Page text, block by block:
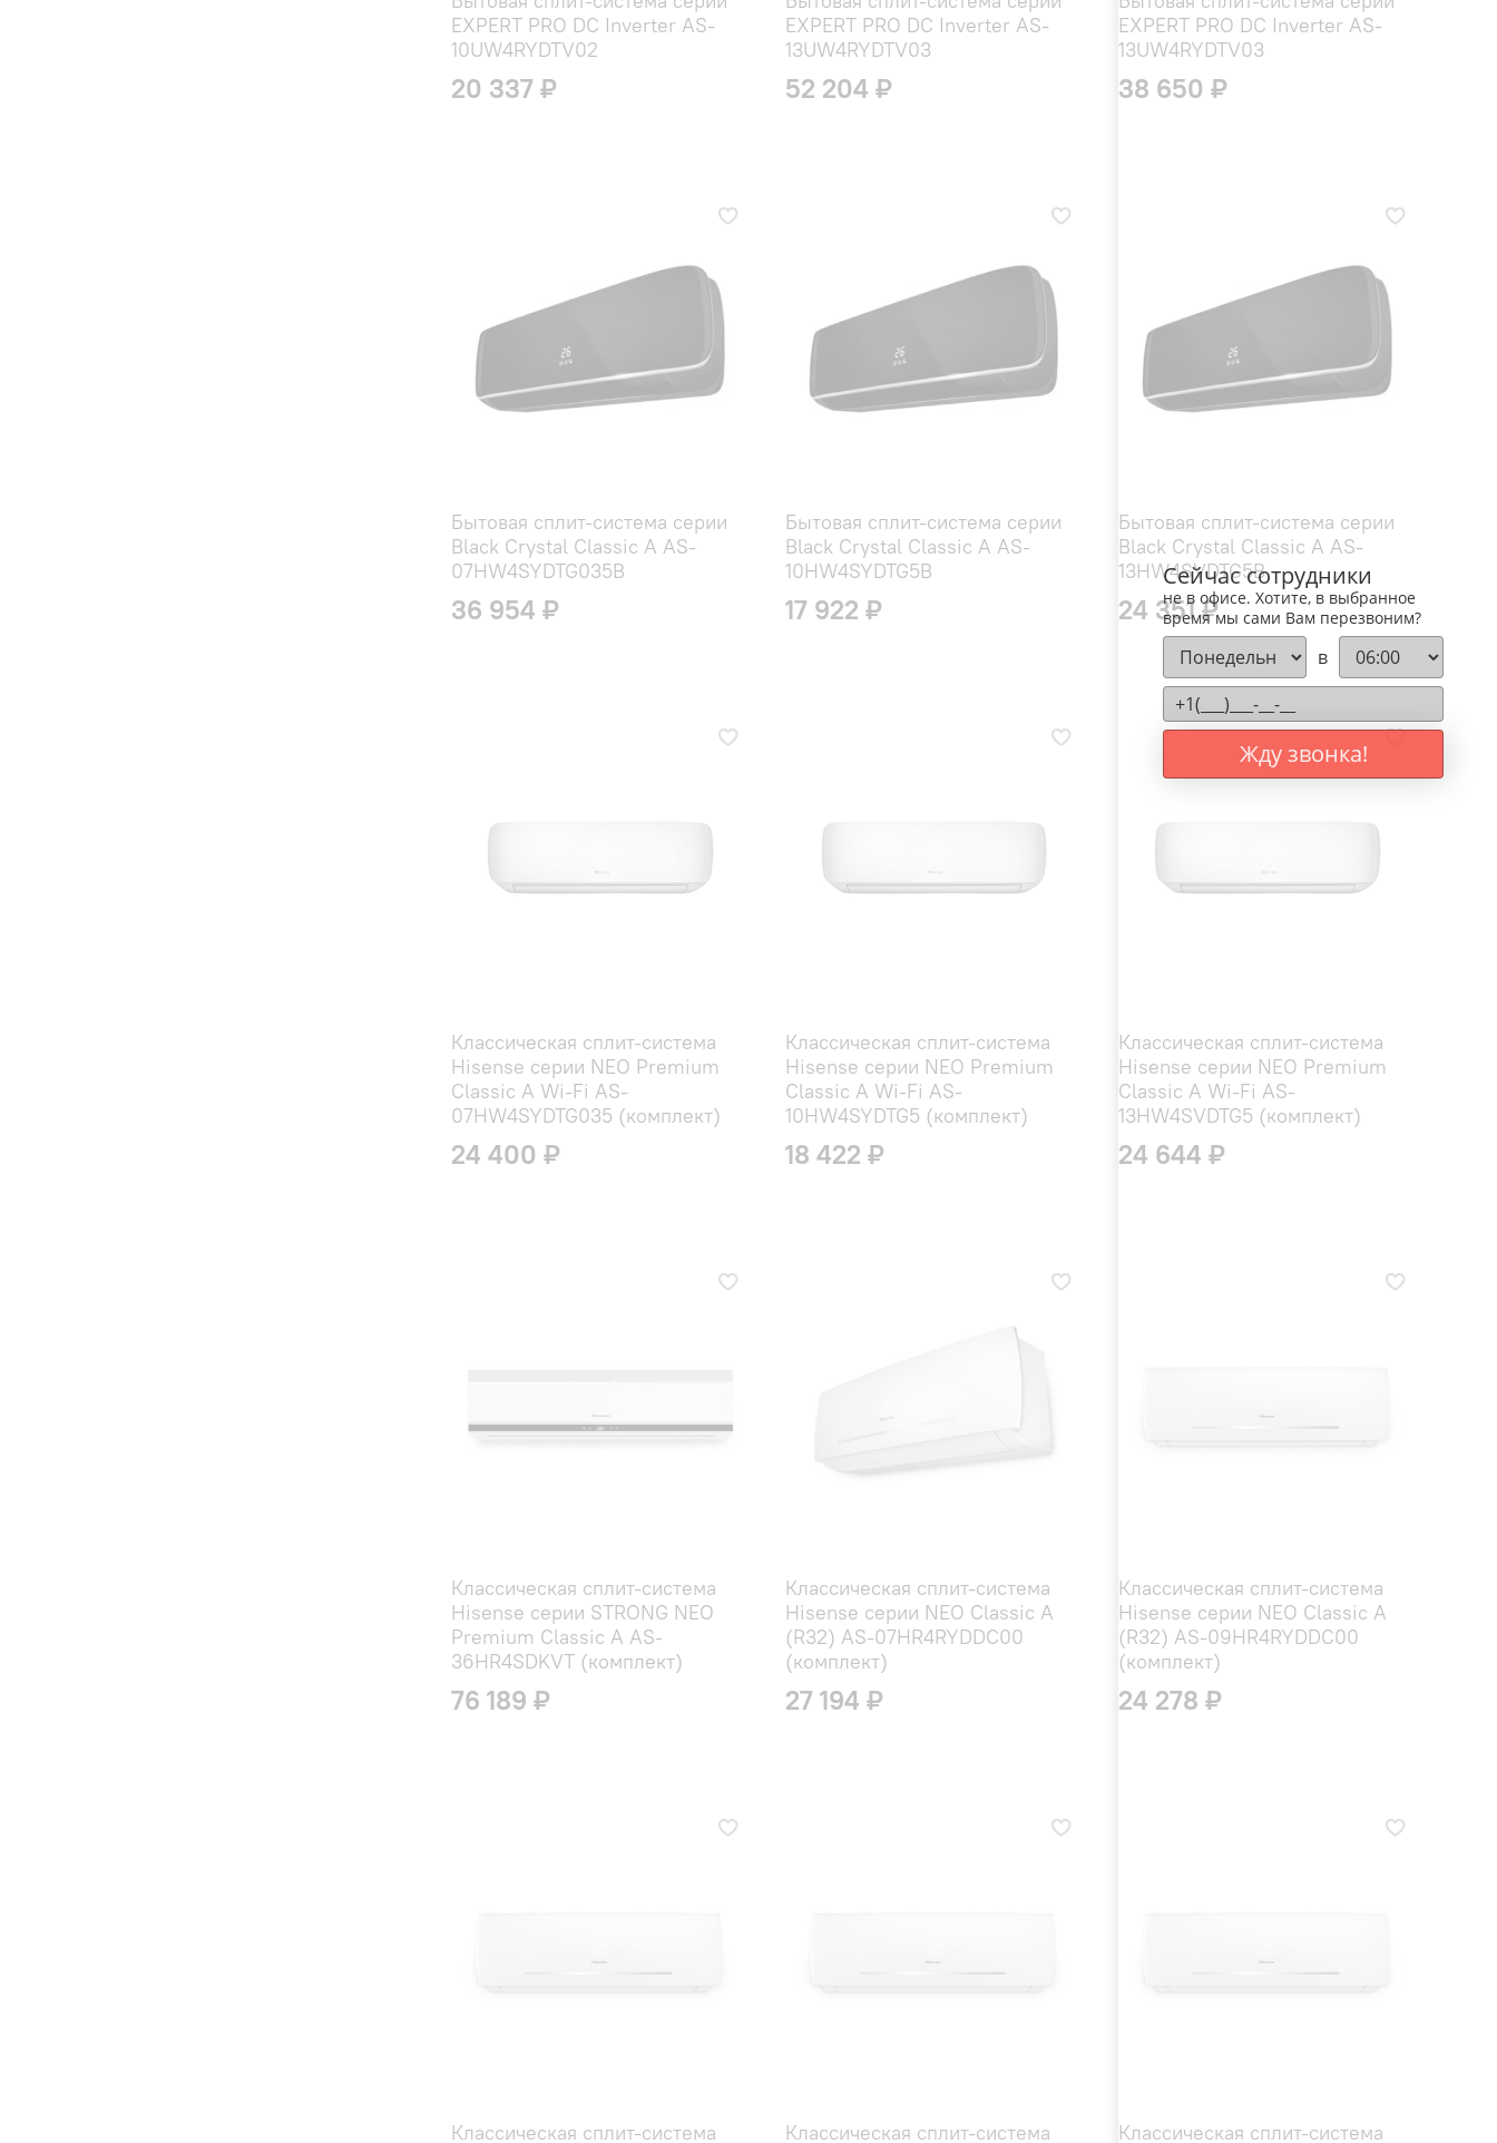
EXPERT PRO DC Inverter AS-
10UW4RYDTV02
20 337 ₽
EXPERT PRO DC Inverter AS-
13UW4RYDTV03
52 204 ₽
EXPERT PRO DC Inverter AS-
13UW4RYDTV03
38 650 ₽
Бытовая сплит-система серии
Black Crystal Classic A AS-
07HW4SYDTG035В
36 954 ₽
Бытовая сплит-система серии
Black Crystal Classic A AS-
10HW4SYDTG5B
17 922 ₽
Бытовая сплит-система серии
Black Crystal Classic A AS-
13HW4SVDTG5В
24 351 ₽
Классическая сплит-система
Hisense серии NEO Premium
Classic A Wi-Fi AS-
07HW4SYDTG035 (комплект)
24 400 ₽
Классическая сплит-система
Hisense серии NEO Premium
Classic A Wi-Fi AS-
10HW4SYDTG5 (комплект)
18 422 ₽
Классическая сплит-система
Hisense серии NEO Premium
Classic A Wi-Fi AS-
13HW4SVDTG5 (комплект)
24 644 ₽
Классическая сплит-система
Hisense серии STRONG NEO
Premium Classic A AS-
36HR4SDKVT (комплект)
76 189 ₽
Классическая сплит-система
Hisense серии NEO Classic A
(R32) AS-07HR4RYDDC00
(комплект)
27 194 ₽
Классическая сплит-система
Hisense серии NEO Classic A
(R32) AS-09HR4RYDDC00
(комплект)
24 278 ₽
Классическая сплит-система Классическая сплит-система Классическая сплит-система
Сейчас сотрудники
не в офисе. Хотите, в выбранное
время мы сами Вам перезвоним?
в
Жду звонка!